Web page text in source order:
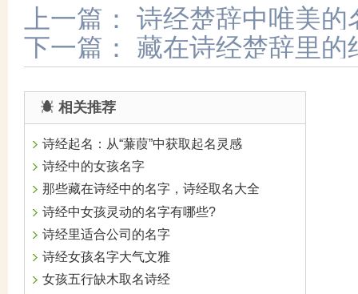
上一篇：
诗经楚辞中唯美的
下一篇：
藏在诗经楚辞里的
相关推荐
诗经起名：从“蒹葭”中获取起名灵感
诗经中的女孩名字
那些藏在诗经中的名字，诗经取名大全
诗经中女孩灵动的名字有哪些?
诗经里适合公司的名字
诗经女孩名字大气文雅
女孩五行缺木取名诗经